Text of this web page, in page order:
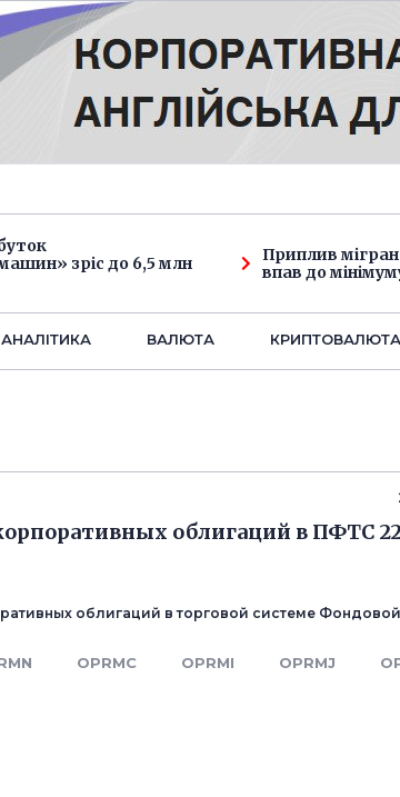
зріс до 6,5 млн
Приплив
впав до
АНАЛIТИКА ВАЛЮТА КРИПТОВАЛЮТА
облигаций в ПФТС
облигаций в торговой системе
OPRMC OPRMI OPRMJ